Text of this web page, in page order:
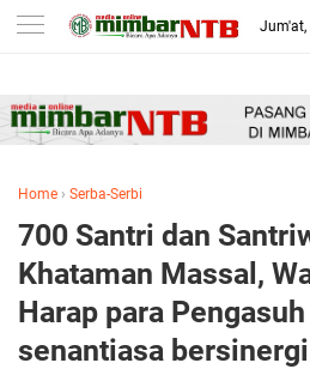
-->
Home › Serba-Serbi
700 Santri dan
Khataman Massal,
Harap para Pengasuh
senantiasa